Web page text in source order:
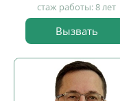
стаж работы: 8 лет
Вызвать